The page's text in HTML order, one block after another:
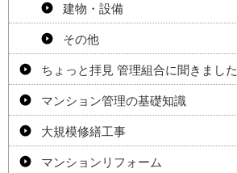
建物・設備
その他
ちょっと拝見 管理組合に聞きました
マンション管理の基礎知識
大規模修繕工事
マンションリフォーム